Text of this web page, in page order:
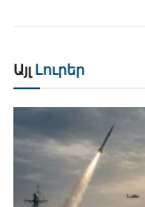
Այլ Լուրեր